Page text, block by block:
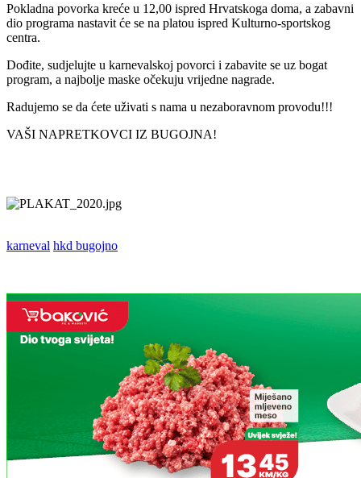
Pokladna povorka kreće u 12,00 ispred Hrvatskoga doma, a zabavni
dio programa nastavit će se na platou ispred Kulturno-sportskog
centra.
Dođite, sudjelujte u karnevalskoj povorci i zabavite se uz bogat
program, a najbolje maske očekuju vrijedne nagrade.
Radujemo se da ćete uživati s nama u nezaboravnom provodu!!!
VAŠI NAPRETKOVCI IZ BUGOJNA!
karneval hkd bugojno